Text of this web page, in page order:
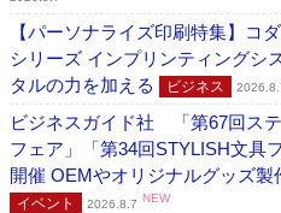
【パーソナライズ印刷特集】
シリーズ インプリンティング
タルの力を加える
ビジネス
ビジネスガイド社 「第67回ス
フェア」「第34回STYLISH文具
開催 OEMやオリジナルグッズ製
イベント 2026.8.7 NEW